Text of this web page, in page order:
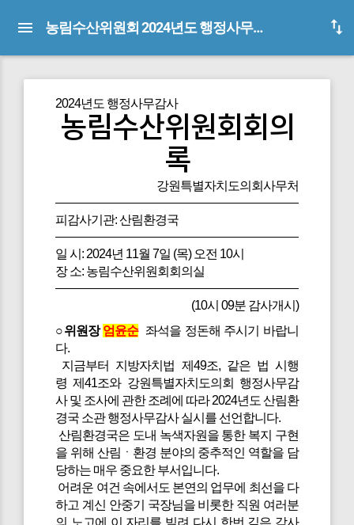
농림수산위원회 2024년도 행정사무감사 회의록(피감사기관:산림환경국)
2024년도 행정사무감사
농림수산위원회회의
록
강원특별자치도의회사무처
피감사기관: 산림환경국
일 시: 2024년 11월 7일 (목) 오전 10시
장 소: 농림수산위원회회의실
(10시 09분 감사개시)
○위원장엄윤순좌석을 정돈해 주시기 바랍니
다.
지금부터 지방자치법 제49조, 같은 법 시행
령 제41조와 강원특별자치도의회 행정사무감
사 및 조사에 관한 조례에 따라 2024년도 산림환
경국 소관 행정사무감사 실시를 선언합니다.
산림환경국은 도내 녹색자원을 통한 복지 구현
을 위해 산림ㆍ환경 분야의 중추적인 역할을 담
당하는 매우 중요한 부서입니다.
어려운 여건 속에서도 본연의 업무에 최선을 다
하고 계신 안중기 국장님을 비롯한 직원 여러분
의 노고에 이 자리를 빌려 다시 한번 깊은 감사